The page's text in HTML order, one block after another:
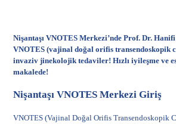
Nişantaşı VNOTES Merkezi’nde Prof. Dr.
VNOTES (vajinal doğal orifis transendoskopik
invaziv jinekolojik tedaviler! Hızlı iyileşme ve
makalede!
Nişantaşı VNOTES Merkezi Giriş
VNOTES (Vajinal Doğal Orifis Transendoskopik